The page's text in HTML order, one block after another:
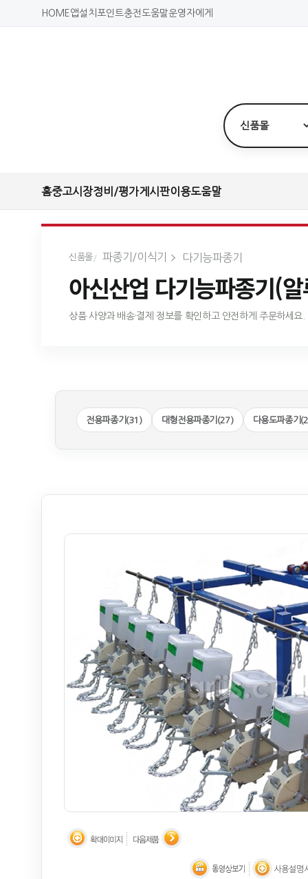
HOME 앱설치 포인트충전도움말운영자에게
홈중고시장정비/평가게시판이용도움말
신품몰 파종기/이식기 다기능파종기
아신산업 다기능파종기(
상품 사양과 배송·결제 정보를 확인하고 안전하게 주문하세요.
전용파종기(31) 대형전용파종기(27) 다용도파종기